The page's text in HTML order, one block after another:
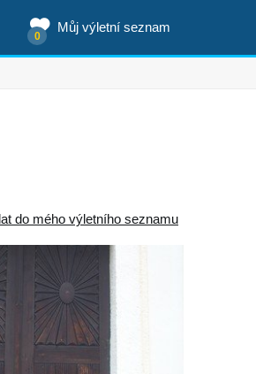
Můj výletní seznam
0
do mého výletního seznamu